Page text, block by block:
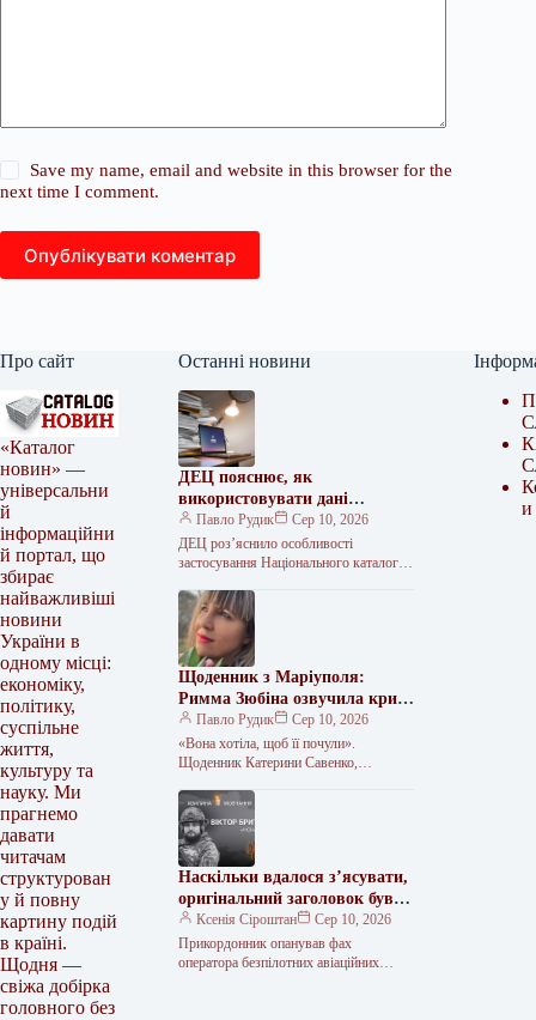
Save my name, email and website in this browser for the
next time I comment.
Опублікувати коментар
Про сайт
«Каталог
новин» —
універсальни
й
інформаційни
й портал, що
збирає
найважливіші
новини
України в
одному місці:
економіку,
політику,
суспільне
життя,
культуру та
науку. Ми
прагнемо
давати
читачам
структурован
у й повну
картину подій
в країні.
Щодня —
свіжа добірка
головного без
Останні новини
ДЕЦ пояснює, як
використовувати дані
Нацкаталогу після змін у
реєстраційних матеріалах
Павло Рудик
Сер 10, 2026
ДЕЦ роз’яснило особливості
застосування Національного каталогу
«Державний експертний центр МОЗ
України» (ДЕЦ) опублікувало
роз’яснення щодо
Щоденник з Маріуполя:
Римма Зюбіна озвучила крик
душі Катерини Савенко
Павло Рудик
Сер 10, 2026
«Вона хотіла, щоб її почули».
Щоденник Катерини Савенко,
прозвучав голосом актриси Римми
Зюбіної 5 серпня…
Наскільки вдалося з’ясувати,
оригінальний заголовок був
“Пам’яті штаб-сержанта
Віктора Бриткару (позивний
«Монах»)”. Ось варіант
Ксенія Сіроштан
Сер 10, 2026
Прикордонник опанував фах
оператора безпілотних авіаційних
и